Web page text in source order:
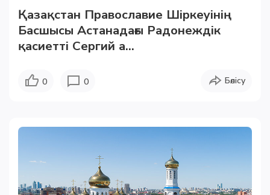
Қазақстан Православие Шіркеуінің
Басшысы Астанадағы Радонеждік
қасиетті Сергий а...
0 0 Бөлісу